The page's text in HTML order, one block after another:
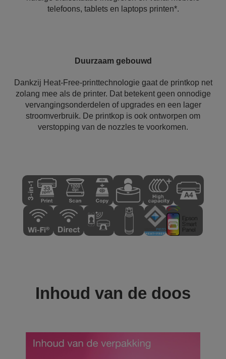
telefoons, tablets en laptops printen*.
Duurzaam gebouwd
Dankzij Heat-Free-printtechnologie gaat de printkop net
zolang mee als de printer. Dat betekent geen onnodige
vervangingsonderdelen of upgrades en een lager
stroomverbruik. De printkop is ook ontworpen om
verstopping van de nozzles te voorkomen.
Inhoud van de doos